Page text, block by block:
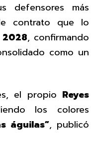
más
contrato que lo
2028, confirmando
como un
el propio Reyes
los colores
águilas”, publicó